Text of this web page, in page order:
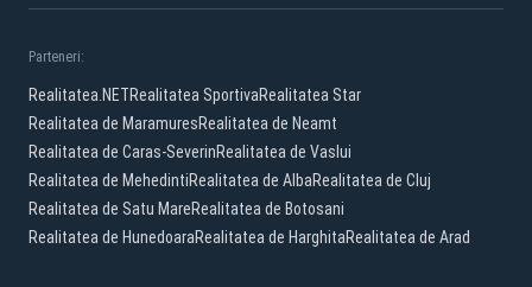
Parteneri:
Realitatea.NETRealitatea SportivaRealitatea Star
Realitatea de MaramuresRealitatea de Neamt
Realitatea de Caras-SeverinRealitatea de Vaslui
Realitatea de MehedintiRealitatea de AlbaRealitatea de Cluj
Realitatea de Satu MareRealitatea de Botosani
Realitatea de HunedoaraRealitatea de HarghitaRealitatea de Arad